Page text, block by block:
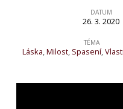
Velikost
lásky
DATUM
26. 3. 2020
TÉMA
Láska,Milost, Spasení,